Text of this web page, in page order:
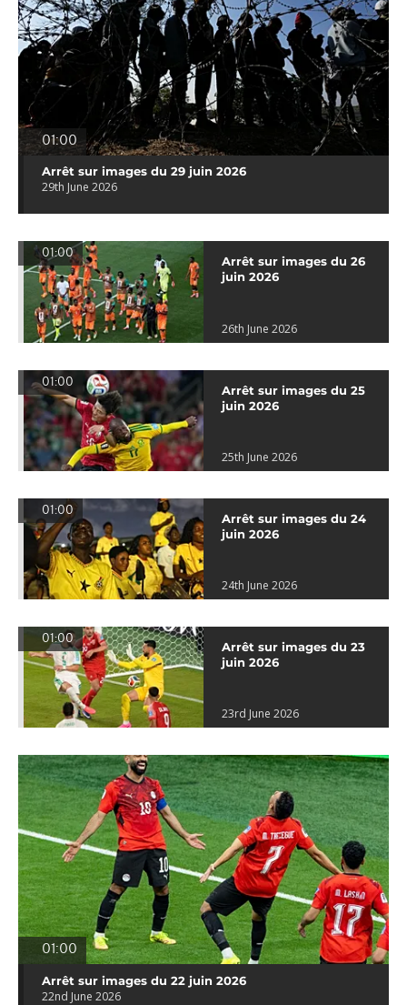
01:00
Arrêt sur images du 29 juin 2026
29th June 2026
01:00
Arrêt sur images du 26
juin 2026
26th June 2026
01:00
Arrêt sur images du 25
juin 2026
25th June 2026
01:00
Arrêt sur images du 24
juin 2026
24th June 2026
01:00
Arrêt sur images du 23
juin 2026
23rd June 2026
01:00
Arrêt sur images du 22 juin 2026
22nd June 2026